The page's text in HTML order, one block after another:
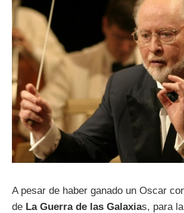
A pesar de haber ganado un Oscar
de La Guerra de las Galaxias, para